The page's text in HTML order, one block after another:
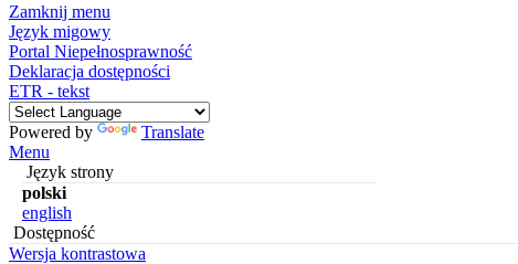
Zamknij menu
Język migowy
Portal Niepełnosprawność
Deklaracja dostępności
ETR - tekst
Powered by
Translate
Menu
Język strony
polski
english
Dostępność
Wersja kontrastowa